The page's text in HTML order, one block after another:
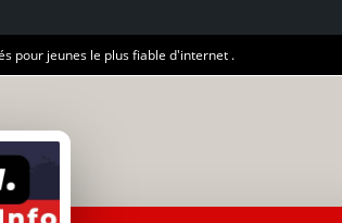
pour jeunes le plus fiable d'internet .